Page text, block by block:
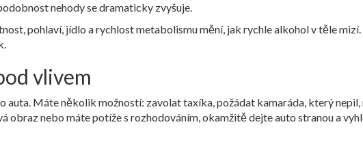
nehody se dramaticky zvyšuje.
pohlaví, jídlo a rychlost metabolismu mění, jak rychle alkohol v těle
vlivem
auta. Máte několik možností: zavolat taxíka, požádat kamaráda, který
obraz nebo máte potíže s rozhodováním, okamžitě dejte auto stranou a